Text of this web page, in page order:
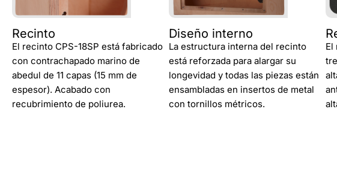
Recinto
El recinto CPS-18SP está fabricado
con contrachapado marino de
abedul de 11 capas (15 mm de
espesor). Acabado con
recubrimiento de poliurea.
Diseño interno
La estructura interna del recinto
está reforzada para alargar su
longevidad y todas las piezas están
ensambladas en insertos de metal
con tornillos métricos.
El